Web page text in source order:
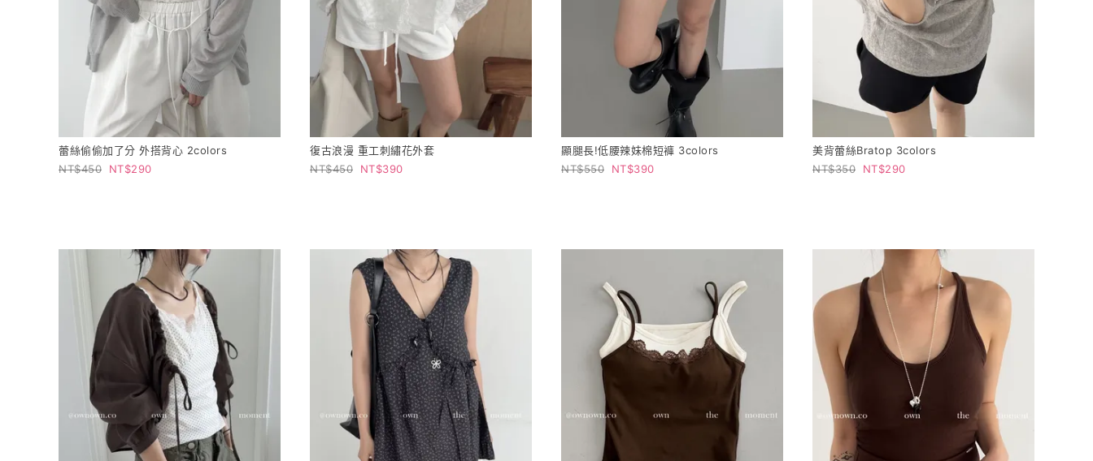
蕾絲偷偷加了分 外搭背心 2colors
450
290
復古浪漫 重工刺繡花外套
450
390
顯腿長!低腰辣妹棉短褲 3colors
550
390
美背蕾絲Bratop 3colors
350
290